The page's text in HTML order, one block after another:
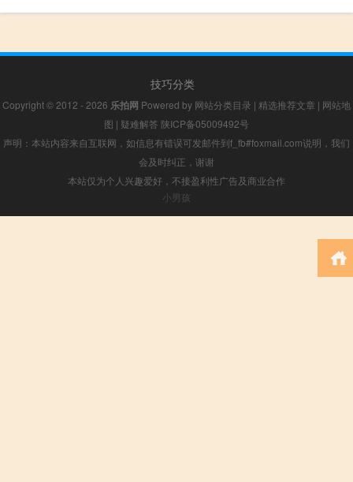
技巧分类
Copyright © 2012 - 2026 乐拍网 Powered by 网站分类目录 | 精选推荐文章 | 网站地
图 | 疑难解答 陕ICP备05009492号
声明：本站内容来自互联网，如信息有错误可发邮件到f_fb#foxmail.com说明，我们
会及时纠正，谢谢
本站仅为个人兴趣爱好，不接盈利性广告及商业合作
小男孩